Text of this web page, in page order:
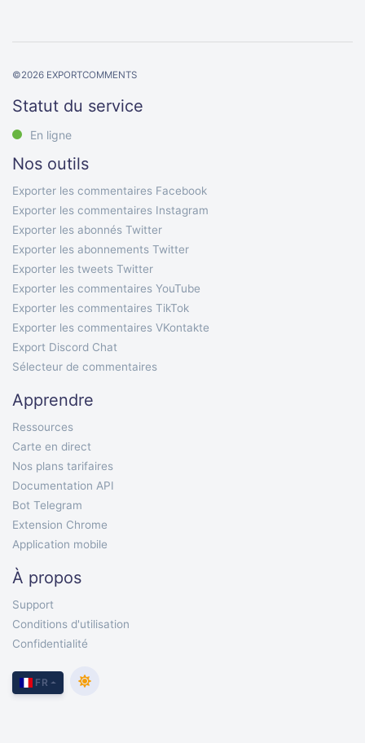
©2026 EXPORTCOMMENTS
Statut du service
En ligne
Nos outils
Exporter les commentaires Facebook
Exporter les commentaires Instagram
Exporter les abonnés Twitter
Exporter les abonnements Twitter
Exporter les tweets Twitter
Exporter les commentaires YouTube
Exporter les commentaires TikTok
Exporter les commentaires VKontakte
Export Discord Chat
Sélecteur de commentaires
Apprendre
Ressources
Carte en direct
Nos plans tarifaires
Documentation API
Bot Telegram
Extension Chrome
Application mobile
À propos
Support
Conditions d'utilisation
Confidentialité
FR